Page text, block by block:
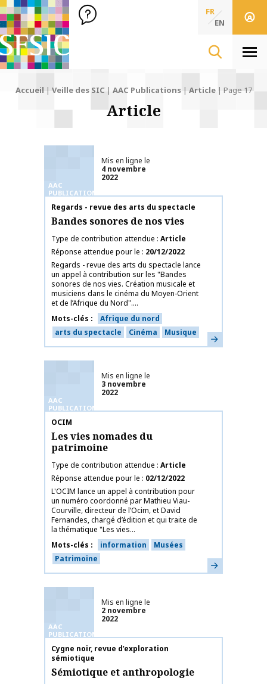
SFSIC Société Française des Sciences de l'Information & de
Société Française des Sciences
de l'Information
FR
EN
Accueil | Veille des SIC | AAC Publications| Article| Page 17
Article
AAC
PUBLICATIONS
Mis en ligne le
4 novembre
2022
Nom de la publication
Regards - revue des arts du spectacle
Bandes sonores de nos vies
Type de contribution attendue Article
Réponse attendue pour le
20/12/2022
Regards - revue des arts du spectacle lance
un appel à contribution sur les "Bandes
sonores de nos vies. Création musicale et
musiciens dans le cinéma du Moyen-Orient
et de l’Afrique du Nord"....
Mots-clés
Afrique du nord
arts du spectacle
Cinéma Musique En savoir plus
AAC
PUBLICATIONS
Mis en ligne le
3 novembre
2022
Nom de la publication
OCIM
Les vies nomades du
patrimoine
Type de contribution attendue Article
Réponse attendue pour le
02/12/2022
L'OCIM lance un appel à contribution pour
un numéro coordonné par Mathieu Viau-
Courville, directeur de l’Ocim, et David
Fernandes, chargé d’édition et qui traite de
la thématique "Les vies...
Mots-clés
information
Musées
Patrimoine
En savoir plus
AAC
PUBLICATIONS
Mis en ligne le
2 novembre
2022
Nom de la publication
Cygne noir, revue d’exploration
sémiotique
Sémiotique et anthropologie